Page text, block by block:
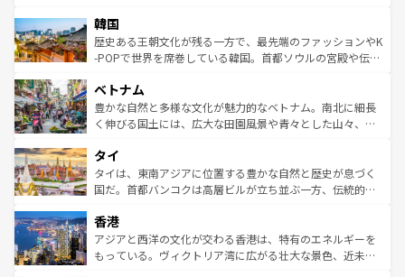
はコンテンツ一覧
いる。アクティビティも充実しており、サーフィンやダイ
ビング、ハイキングなど、アウトドア好きにはたまらな
い。オーストラリアの多彩な魅力を存分に味わいつくそ
参照してほしい。
ン）、静ひつな山岳地帯である台湾東部など、都市の喧騒
と山間の静けさが共存しており、訪れる人に新しい発見と
驚きをもたらしてくれる。また、奥深い台湾の食文化も魅
容にもいいと評判のスイーツなど、バラエティ豊かな料理
が味わえる。 なお、新着の台湾情報は コンテンツ一覧を参
照してほしい。
韓国
歴史ある王朝文化が残る一方で、最先端のファッションやK
-POPで世界を席巻している韓国。首都ソウルの宮殿や伝統
き、地方に足を延ばせば四季折々の自然美を楽しむことが
できる。そして、キムチや焼肉、絶品のストリートフード
まで、さまざまな韓国料理が待っている。夜には、韓国な
リティに包まれながら、韓国の多彩な魅力を心ゆくまで味
わってみてほしい。 なお、新着の韓国情報はコンテンツ一
覧を参照してほしい。
ベトナム
豊かな自然と多様な文化が魅力的なベトナム。南北に細長
く伸びる国土には、広大な田園風景や青々とした山々、世
急速な発展と共に伝統が息づく。ハノイの古い町並みやホ
ーチミン市のフランス統治時代の建物も、独特の雰囲気を
醸し出している。また、バラエティの豊かさとおいしさで
とつ。フォーやバインミー、ベトナムコーヒーなどは、ぜ
ひ現地で味わいたい。どの地域を訪れてもあたたかい人々
が旅行者を迎えてくれるので、きっと忘れられない旅にな
タイ
タイは、東南アジアに位置する豊かな自然と歴史が息づく
国だ。首都バンコクは高層ビルが立ち並ぶ一方、伝統的な
の活気が交差している。北部ではチェンマイなどの山岳地
帯で自然と触れ合い、南部ではプーケットやクラビの美し
いビーチでリゾート気分を楽しむことができる。タイ料理
香港
アジアと西洋の文化が交わる香港は、特有のエネルギーを
もっている。ヴィクトリア湾に広がる壮大な景色、近未来